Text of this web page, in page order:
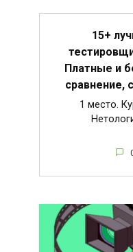
15+
Платные и
сравнение,
1 место.